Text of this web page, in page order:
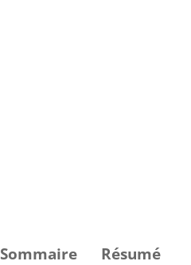
Sommaire Résumé